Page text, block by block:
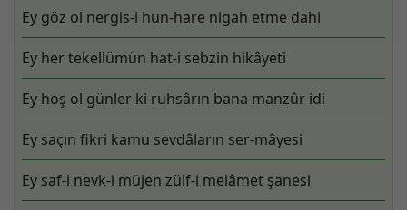
Ey göz ol nergis-i hun-hare nigah etme dahi
Ey her tekellümün hat-i sebzin hikâyeti
Ey hoş ol günler ki ruhsârın bana manzûr idi
Ey saçın fikri kamu sevdâların ser-mâyesi
Ey saf-i nevk-i müjen zülf-i melâmet şanesi